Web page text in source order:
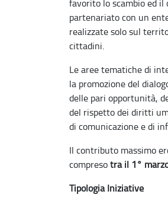
favorito lo scambio ed il
partenariato con un
realizzate solo sul
cittadini.
Le aree tematiche di
la promozione del
delle pari opportunità,
del rispetto dei diritti
di comunicazione e di
Il contributo massimo
compresotra il 1°
Tipologia Iniziative